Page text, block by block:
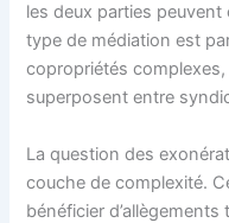
les deux parties
type de médiation est
copropriétés
superposent entre
La question des
couche de complexité.
bénéficier